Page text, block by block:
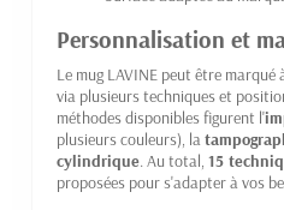
Personnalisation et
Le mug LAVINE peut être
via plusieurs techniques et
méthodes disponibles figurent l'
plusieurs couleurs), la
cylindrique . Au total, 15
proposées pour s'adapter à vos